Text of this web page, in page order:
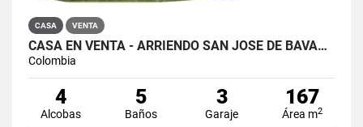
CASA VENTA
CASA EN VENTA - ARRIENDO SAN JOSÉ DE BAVARIA
Colombia
4
Alcobas
5
Baños
3
Garaje
167
Área m2